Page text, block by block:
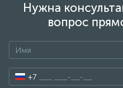
Нужна
вопрос
+7